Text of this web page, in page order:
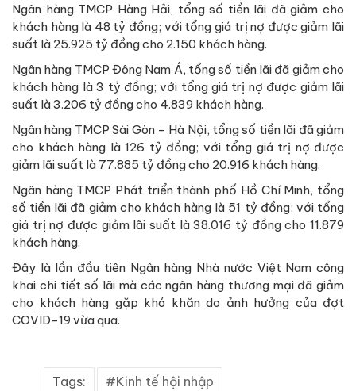
Ngân hàng TMCP Hàng Hải, tổng số tiền lãi đã giảm cho
khách hàng là 48 tỷ đồng; với tổng giá trị nợ được giảm lãi
suất là 25.925 tỷ đồng cho 2.150 khách hàng.
Ngân hàng TMCP Đông Nam Á, tổng số tiền lãi đã giảm cho
khách hàng là 3 tỷ đồng; với tổng giá trị nợ được giảm lãi
suất là 3.206 tỷ đồng cho 4.839 khách hàng.
Ngân hàng TMCP Sài Gòn – Hà Nội, tổng số tiền lãi đã giảm
cho khách hàng là 126 tỷ đồng; với tổng giá trị nợ được
giảm lãi suất là 77.885 tỷ đồng cho 20.916 khách hàng.
Ngân hàng TMCP Phát triển thành phố Hồ Chí Minh, tổng
số tiền lãi đã giảm cho khách hàng là 51 tỷ đồng; với tổng
giá trị nợ được giảm lãi suất là 38.016 tỷ đồng cho 11.879
khách hàng.
Đây là lần đầu tiên Ngân hàng Nhà nước Việt Nam công
khai chi tiết số lãi mà các ngân hàng thương mại đã giảm
cho khách hàng gặp khó khăn do ảnh hưởng của đợt
COVID-19 vừa qua.
Tags: Kinh tế hội nhập